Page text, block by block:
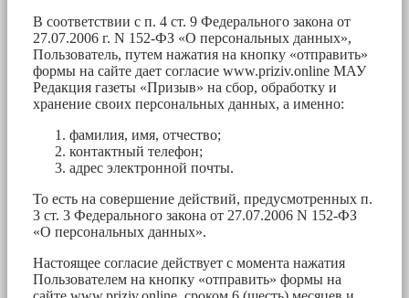
В соответствии с п. 4 ст. 9 Федерального закона от
27.07.2006 г. N 152-ФЗ «О персональных данных»,
Пользователь, путем нажатия на кнопку «отправить»
формы на сайте дает согласие www.priziv.online МАУ
Редакция газеты «Призыв» на сбор, обработку и
хранение своих персональных данных, а именно:
фамилия, имя, отчество;
контактный телефон;
адрес электронной почты.
То есть на совершение действий, предусмотренных п.
3 ст. 3 Федерального закона от 27.07.2006 N 152-ФЗ
«О персональных данных».
Настоящее согласие действует с момента нажатия
Пользователем на кнопку «отправить» формы на